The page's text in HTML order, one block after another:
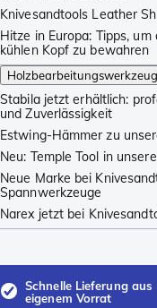
Knivesandtools Leather
Hitze in Europa: Tipps,
kühlen Kopf zu bewahren
Stabila jetzt erhältlich:
und Zuverlässigkeit
Estwing-Hämmer zu
Neu: Temple Tool in
Neue Marke bei
Spannwerkzeuge
Narex jetzt bei
Schnelle Lieferung aus
eigenem Vorrat